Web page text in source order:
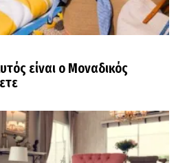
είναι ο Μοναδικός